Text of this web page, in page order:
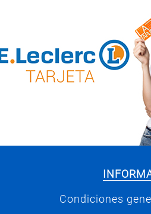
Condiciones